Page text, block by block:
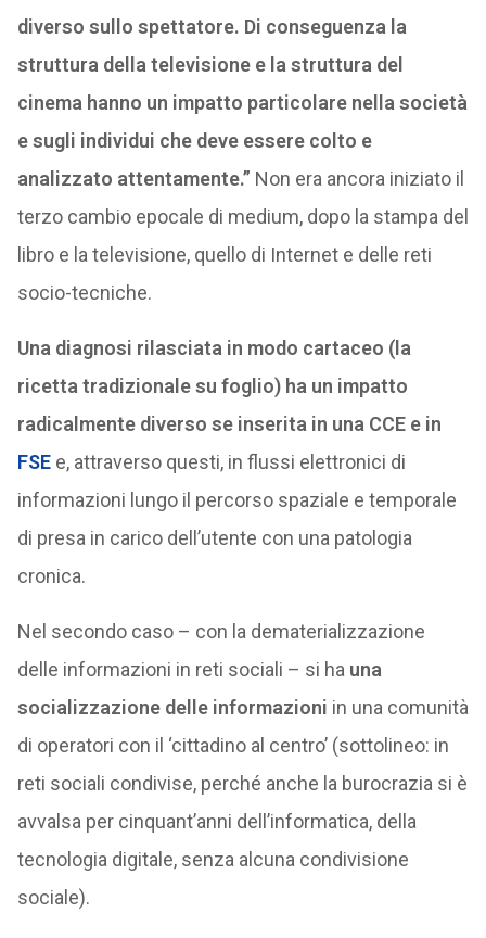
diverso sullo spettatore. Di conseguenza la
struttura della televisione e la struttura del
cinema hanno un impatto particolare nella società
e sugli individui che deve essere colto e
analizzato attentamente.” Non era ancora iniziato il
terzo cambio epocale di medium, dopo la stampa del
libro e la televisione, quello di Internet e delle reti
socio-tecniche.
Una diagnosi rilasciata in modo cartaceo (la
ricetta tradizionale su foglio) ha un impatto
radicalmente diverso se inserita in una CCE e in
FSEe, attraverso questi, in flussi elettronici di
informazioni lungo il percorso spaziale e temporale
di presa in carico dell’utente con una patologia
cronica.
Nel secondo caso – con la dematerializzazione
delle informazioni in reti sociali – si ha una
socializzazione delle informazioni in una comunità
di operatori con il ‘cittadino al centro’ (sottolineo: in
reti sociali condivise, perché anche la burocrazia si è
avvalsa per cinquant’anni dell’informatica, della
tecnologia digitale, senza alcuna condivisione
sociale).